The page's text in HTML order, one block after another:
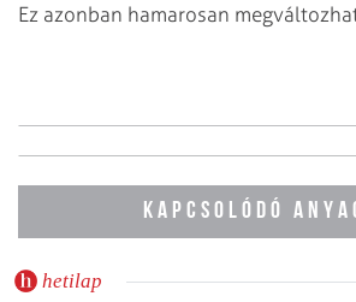
Ez azonban hamarosan
KAPCSOLÓDÓ
hetilap